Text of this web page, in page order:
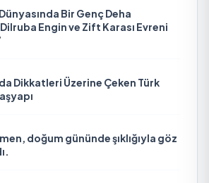
Bir Genç Deha
Engin ve Zift Karası Evreni
Dikkatleri Üzerine Çeken Türk
doğum gününde şıklığıyla göz